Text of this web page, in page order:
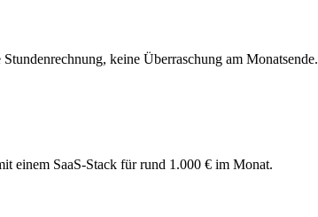
keine Überraschung am Monatsende.
einem SaaS-Stack für rund 1.000 € im Monat.